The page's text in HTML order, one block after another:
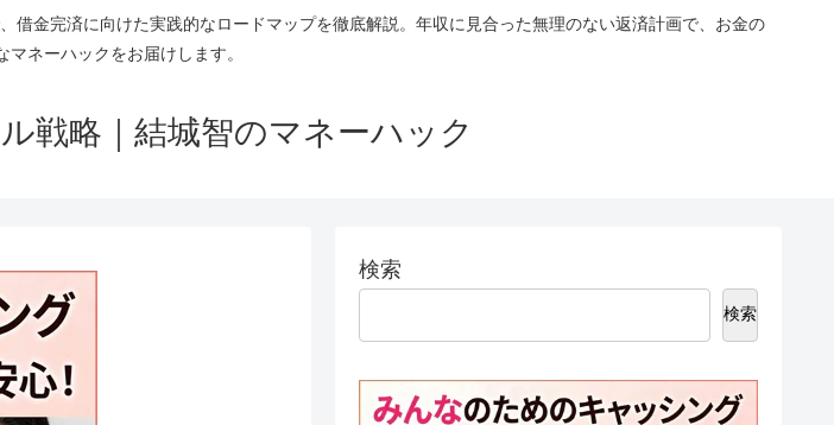
金完済に向けた実践的なロードマップを徹底解説。年収に見合った無理のない返済計画で、お金の
ネーハックをお届けします。
戦略｜結城智のマネーハック
検索
検索